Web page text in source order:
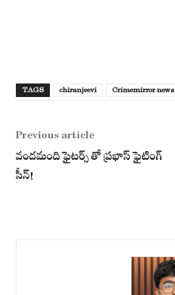
TAGS chiranjeevi Crimemirror news
Previous article
వందమంది ఫైటర్స్ తో ప్రభాస్ ఫైటింగ్
సీన్!